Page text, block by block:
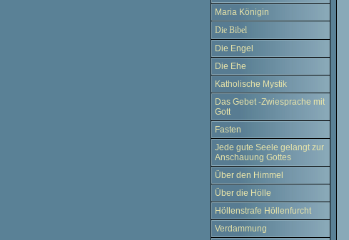
Maria Königin
Die Bibel
Die Engel
Die Ehe
Katholische Mystik
Das Gebet -Zwiesprache mit
Gott
Fasten
Jede gute Seele gelangt zur
Anschauung Gottes
Über den Himmel
Über die Hölle
Höllenstrafe Höllenfurcht
Verdammung